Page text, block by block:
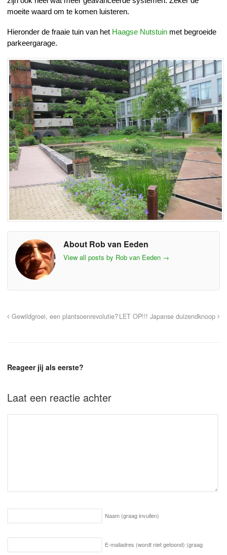
moeite waard om te komen luisteren.
Hieronder de fraaie tuin van het Haagse Nutstuin met begroeide
parkeergarage.
About Rob van Eeden
View all posts by Rob van Eeden →
Gewildgroei, een plantsoenrevolutie?LET OP!!! Japanse duizendknoop
Reageer jij als eerste?
Laat een reactie achter
Naam (graag invullen)
E-mailadres (wordt niet getoond) (graag